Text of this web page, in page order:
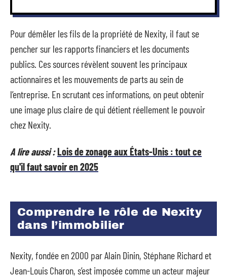
Pour démêler les fils de la propriété de Nexity, il faut se
pencher sur les rapports financiers et les documents
publics. Ces sources révèlent souvent les principaux
actionnaires et les mouvements de parts au sein de
l’entreprise. En scrutant ces informations, on peut obtenir
une image plus claire de qui détient réellement le pouvoir
chez Nexity.
A lire aussi :Lois de zonage aux États-Unis : tout ce
qu'il faut savoir en 2025
Comprendre le rôle de Nexity
dans l’immobilier
Nexity, fondée en 2000 par Alain Dinin, Stéphane Richard et
Jean-Louis Charon, s’est imposée comme un acteur majeur